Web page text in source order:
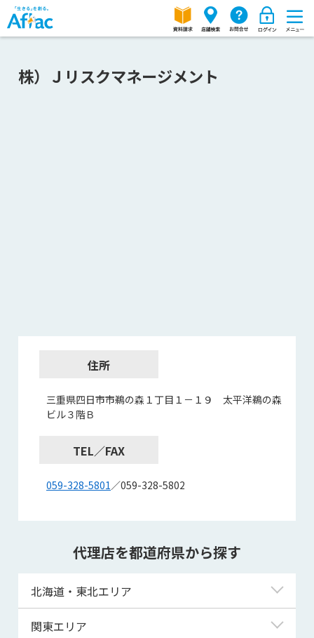
株）Ｊリスクマネージメント
住所
三重県四日市市鵜の森１丁目１－１９ 太平洋鵜の森
ビル３階Ｂ
TEL／FAX
059-328-5801／059-328-5802
代理店を都道府県から探す
北海道・東北エリア
北海道
関東エリア